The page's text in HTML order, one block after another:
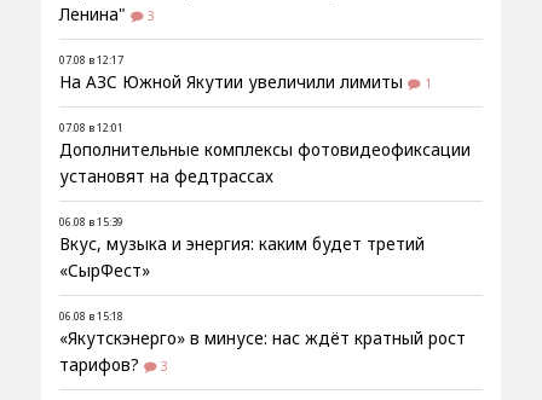
Ленина"
3
07.08 в 12:17
На АЗС Южной Якутии увеличили лимиты 1
07.08 в 12:01
Дополнительные комплексы фотовидеофиксации
установят на федтрассах
06.08 в 15:39
Вкус, музыка и энергия: каким будет третий
«СырФест»
06.08 в 15:18
«Якутскэнерго» в минусе: нас ждёт кратный рост
тарифов?
3